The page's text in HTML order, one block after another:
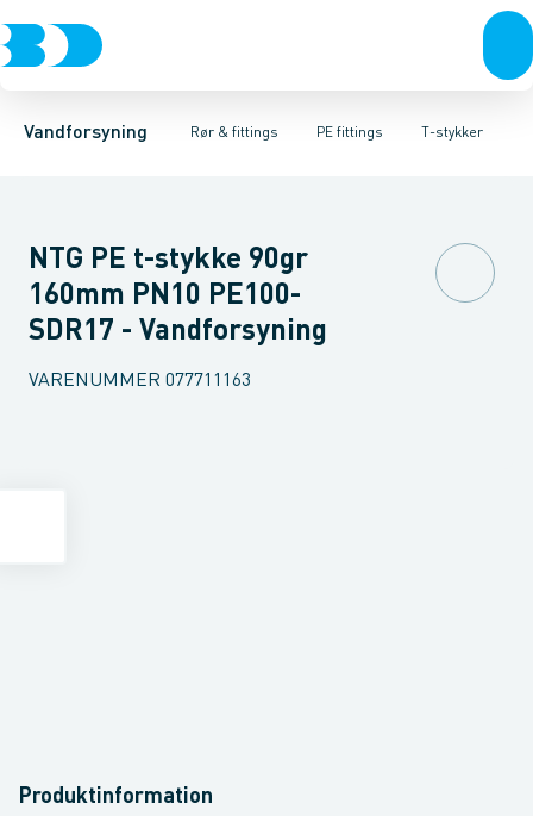
Vandforsyning Rør & fittings
Rør & fittingsKoblinger & anboringerMuffer, klemmer &
PE fittings
PE rørPE EL fittingsPE fittings Duktiljern fittingsT-stykker
Vinkler 90gr.Vinkler 60gr.Vinkler 45gr.Vinkler 30gr.Vinkler
NTG PE t-stykke 90gr
160mm PN10 PE100-
SDR17 - Vandforsyning
VARENUMMER 077711163
Produktinformation